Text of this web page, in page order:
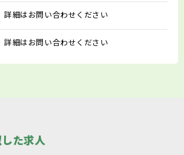
詳細はお問い合わせください
詳細はお問い合わせください
た求人